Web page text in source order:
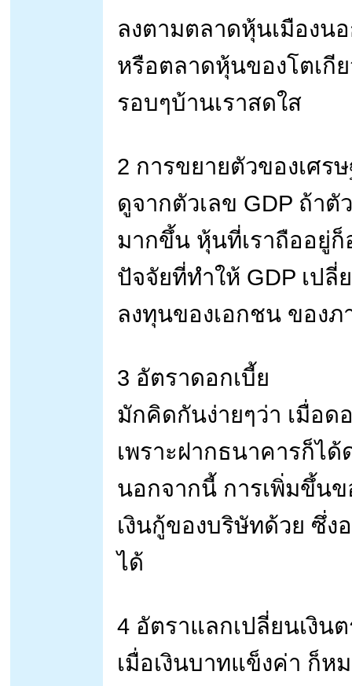
ลงตามตลาดหุ้นเมืองน
หรือตลาดหุ้นของโตเกี
รอบๆบ้านเราสดใส
2 การขยายตัวของเศร
ดูจากตัวเลข GDP ถ้า
มากขึ้น หุ้นที่เราถืออยู่ก็
ปัจจัยที่ทำให้ GDP เปลี่
ลงทุนของเอกชน ของภ
3 อัตราดอกเบี้ย
มักคิดกันง่ายๆว่า เมื่อด
เพราะฝากธนาคารก็ไ
นอกจากนี้ การเพิ่มขึ้นข
เงินกู้ของบริษัทด้วย ซึ่
ได้
4 อัตราแลกเปลี่ยนเงิน
เมื่อเงินบาทแข็งค่า ก็ห